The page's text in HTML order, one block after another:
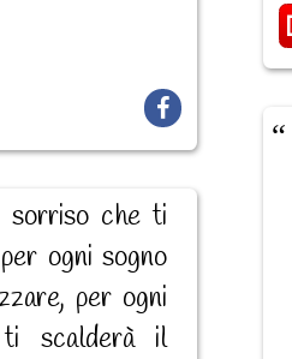
sorriso che ti
ogni sogno
per ogni
ti scalderà il